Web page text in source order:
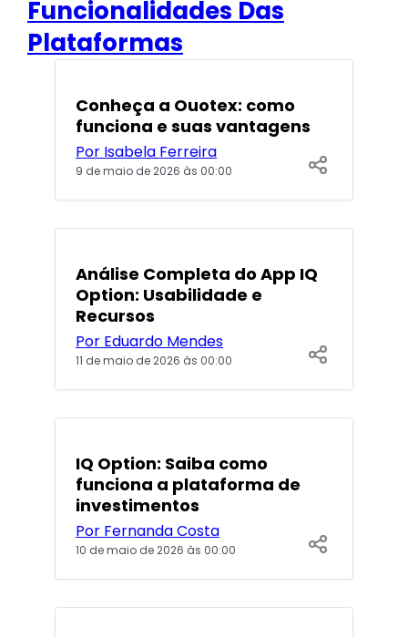
Funcionalidades Das
Plataformas
POPULARES
Conheça a Ouotex: como
funciona e suas vantagens
Por Isabela Ferreira
9 de maio de 2026 às 00:00
POPULARES
Análise Completa do App IQ
Option: Usabilidade e
Recursos
Por Eduardo Mendes
11 de maio de 2026 às 00:00
POPULARES
IQ Option: Saiba como
funciona a plataforma de
investimentos
Por Fernanda Costa
10 de maio de 2026 às 00:00